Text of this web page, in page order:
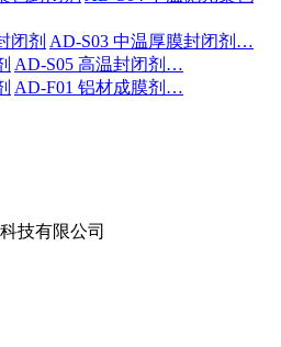
AD-S03 中温厚膜封闭剂…
AD-S05 高温封闭剂…
AD-F01 铝材成膜剂…
技有限公司